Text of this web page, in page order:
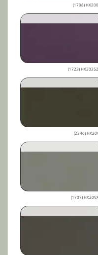
(1708)
(1723)
(2346)
(1707)